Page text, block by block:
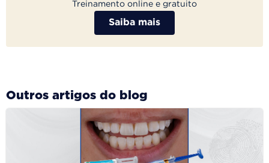
Treinamento online e gratuito
Saiba mais
Outros artigos do blog